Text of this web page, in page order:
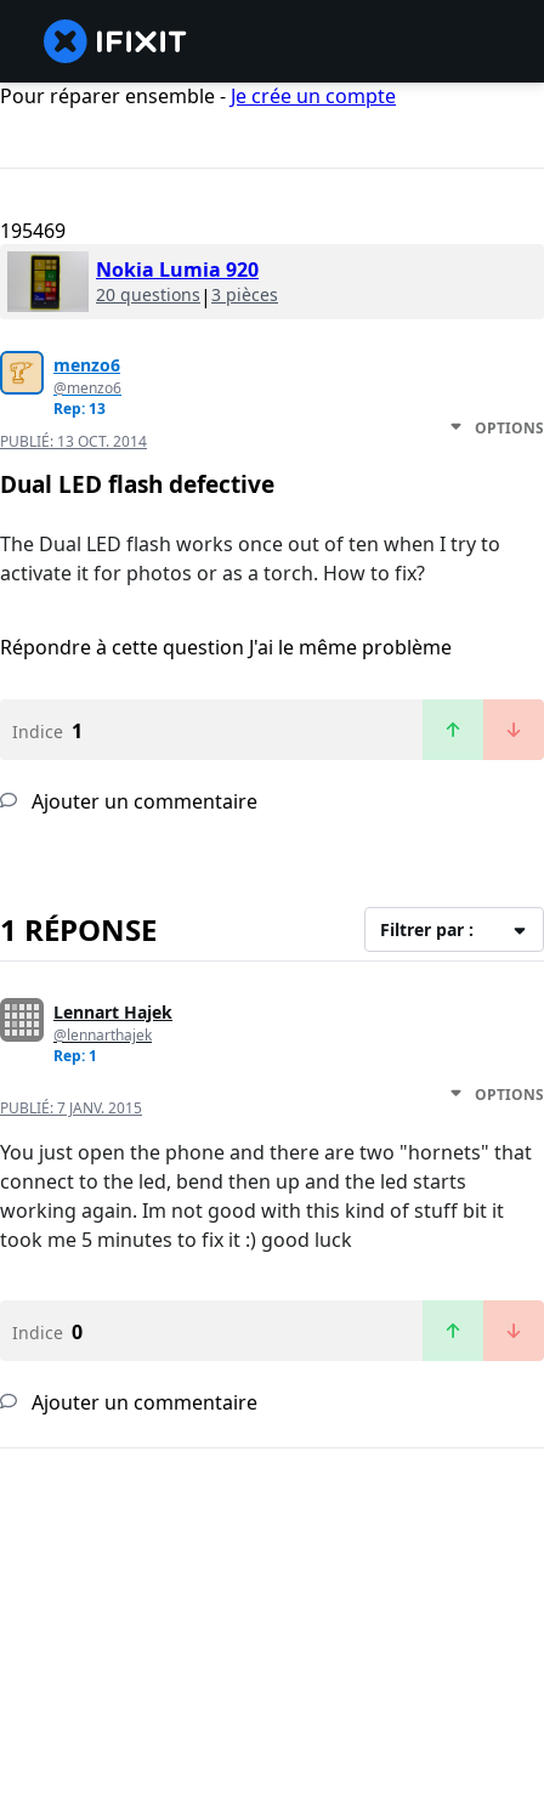
Pour réparer ensemble - Je crée un compte
195469
Nokia Lumia 920
20 questions | 3 pièces
menzo6
@menzo6
Rep: 13
PUBLIÉ: 13 OCT. 2014
OPTIONS
Dual LED flash defective
The Dual LED flash works once out of ten when I try to
activate it for photos or as a torch. How to fix?
Répondre à cette question J'ai le même problème
Indice 1
Ajouter un commentaire
1 RÉPONSE Filtrer par :
Lennart Hajek
@lennarthajek
Rep: 1
PUBLIÉ:7 JANV. 2015
OPTIONS
You just open the phone and there are two "hornets" that
connect to the led, bend then up and the led starts
working again. Im not good with this kind of stuff bit it
took me 5 minutes to fix it :) good luck
Indice 0
Ajouter un commentaire